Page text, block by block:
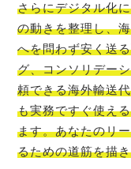
さらにデジタル化
の動きを整理し、
へを問わず安く送
グ、コンソリデー
頼できる海外輸送
も実務ですぐ使え
ます。あなたのリ
るための道筋を描